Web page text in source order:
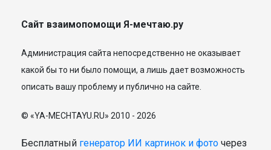
Сайт взаимопомощи Я-мечтаю.ру
Администрация сайта непосредственно не оказывает
какой бы то ни было помощи, а лишь дает возможность
описать вашу проблему и публично на сайте.
© «YA-MECHTAYU.RU» 2010 - 2026
Бесплатный генератор ИИ картинок и фото через